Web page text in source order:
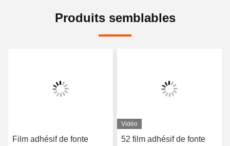
Produits semblables
Film adhésif de fonte
Vidéo
52 film adhésif de fonte